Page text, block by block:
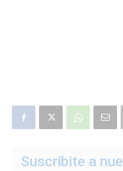
Suscribite a